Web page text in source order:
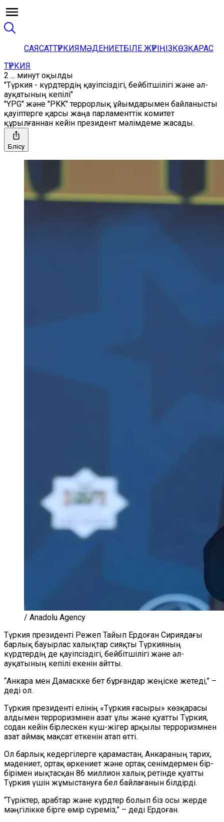
САЯСАТТҮРКИЯМӘДЕНИЕТБІЛЕ ЖҮРІҢІЗКӨЗҚАРАС
ТҮРКИЯ
2 ... минут оқылды
"Түркия - күрдтердің қауіпсіздігі, бейбітшілігі және әл-
ауқатының кепілі"
"YPG" және "PKK" террорлық ұйымдарымен байланысты
қауіптерге қарсы жаңа парламенттік комитет
құрылғаннан кейін президент мәлімдеме жасады.
Бөлісу
/ Anadolu Agency
Түркия президенті Режеп Тайып Ердоған Сириядағы
барлық бауырлас халықтар сияқты Түркияның
күрдтердің де қауіпсіздігі, бейбітшілігі және әл-
ауқатының кепілі екенін айтты.
“Анкара мен Дамаскке бет бұрғандар жеңіске жетеді,” –
деді ол.
Түркия президенті елінің «Түркия ғасыры» көзқарасы
алдымен терроризмнен азат ұлы және қуатты Түркия,
содан кейін бірлескен күш-жігер арқылы терроризмнен
азат аймақ мақсат еткенін атап өтті.
Ол барлық кедергілерге қарамастан, Анкараның тарих,
мәдениет, ортақ өркениет және ортақ сенімдермен бір-
бірімен иықтасқан 86 миллион халық ретінде қуатты
Түркия үшін жұмыстануға бел байлағанын білдірді.
“Түріктер, арабтар және күрдтер болып біз осы жерде
мәңгілікке бірге өмір сүреміз,” – деді Ердоған.